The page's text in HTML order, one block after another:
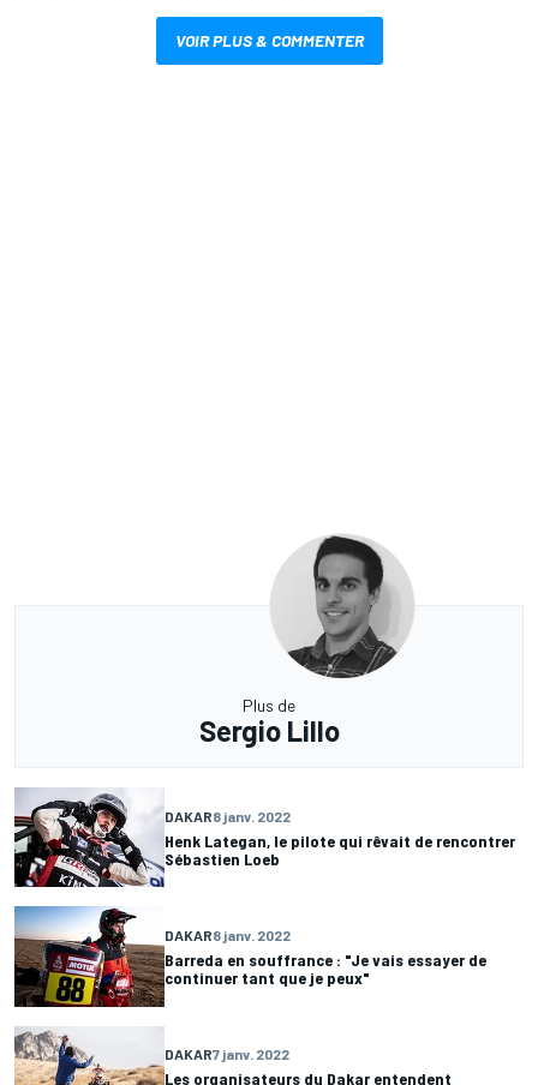
VOIR PLUS & COMMENTER
Plus de
Sergio Lillo
DAKAR8 janv. 2022
Henk Lategan, le pilote qui rêvait de rencontrer
Sébastien Loeb
DAKAR8 janv. 2022
Barreda en souffrance : "Je vais essayer de
continuer tant que je peux"
DAKAR7 janv. 2022
Les organisateurs du Dakar entendent